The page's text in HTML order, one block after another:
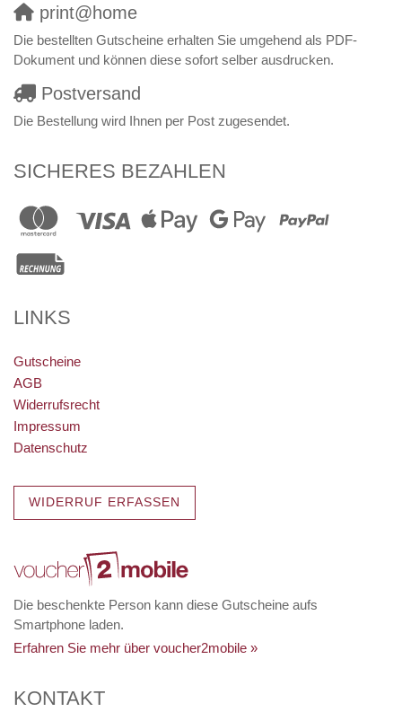
print@home
Die bestellten Gutscheine erhalten Sie umgehend als PDF-
Dokument und können diese sofort selber ausdrucken.
Postversand
Die Bestellung wird Ihnen per Post zugesendet.
SICHERES BEZAHLEN
LINKS
Gutscheine
AGB
Widerrufsrecht
Impressum
Datenschutz
WIDERRUF ERFASSEN
Die beschenkte Person kann diese Gutscheine aufs
Smartphone laden.
Erfahren Sie mehr über voucher2mobile »
KONTAKT